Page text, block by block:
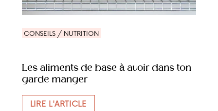
CONSEILS / NUTRITION
Les aliments de base à avoir dans ton
garde manger
LIRE L'ARTICLE